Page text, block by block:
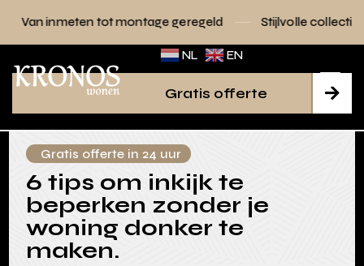
montage geregeld Stijlvolle collecties voor elk
NL EN

Gratis offerte
Gratis offerte in 24 uur
6 tips om inkijk te
beperken zonder je
woning donker te
maken.